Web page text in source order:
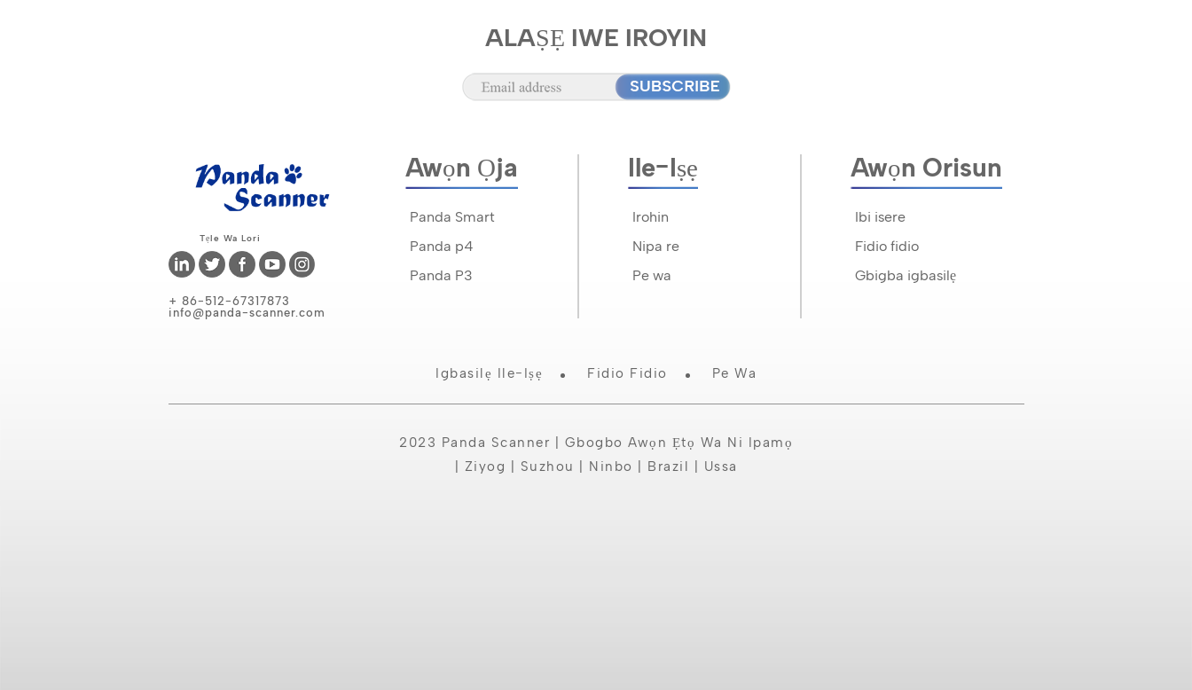
ALAṢẸ IWE IROYIN
Tẹle Wa Lori
+ 86-512-67317873
info@panda-scanner.com
Awọn Ọja
Panda Smart
Panda p4
Panda P3
Ile-Iṣẹ
Irohin
Nipa re
Pe wa
Awọn Orisun
Ibi isere
Fidio fidio
Gbigba igbasilẹ
Igbasilẹ Ile-Iṣẹ Fidio Fidio Pe Wa
2023 Panda Scanner | Gbogbo Awọn Ẹtọ Wa Ni Ipamọ
| Ziyog | Suzhou | Ninbo | Brazil | Ussa